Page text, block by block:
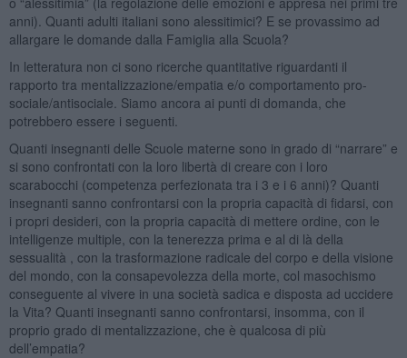
anni). Quanti adulti italiani sono alessitimici? E se provassimo ad
allargare le domande dalla Famiglia alla Scuola?
In letteratura non ci sono ricerche quantitative riguardanti il
rapporto tra mentalizzazione/empatia e/o comportamento pro-
sociale/antisociale. Siamo ancora ai punti di domanda, che
potrebbero essere i seguenti.
Quanti insegnanti delle Scuole materne sono in grado di “narrare” e
si sono confrontati con la loro libertà di creare con i loro
scarabocchi (competenza perfezionata tra i 3 e i 6 anni)? Quanti
insegnanti sanno confrontarsi con la propria capacità di fidarsi, con
i propri desideri, con la propria capacità di mettere ordine, con le
intelligenze multiple, con la tenerezza prima e al di là della
sessualità , con la trasformazione radicale del corpo e della visione
del mondo, con la consapevolezza della morte, col masochismo
conseguente al vivere in una società sadica e disposta ad uccidere
la Vita? Quanti insegnanti sanno confrontarsi, insomma, con il
proprio grado di mentalizzazione, che è qualcosa di più
dell’empatia?